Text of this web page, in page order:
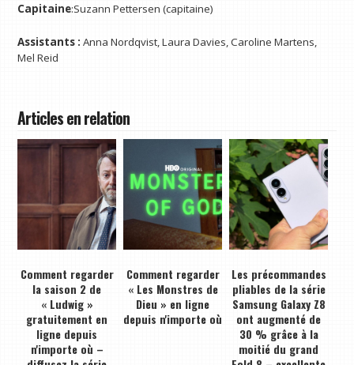
Capitaine:Suzann Pettersen (capitaine)
Assistants :Anna Nordqvist, Laura Davies, Caroline Martens,
Mel Reid
Articles en relation
Comment regarder
la saison 2 de
« Ludwig »
gratuitement en
ligne depuis
n'importe où –
Comment regarder
« Les Monstres de
Dieu » en ligne
depuis n'importe où
Les précommandes
pliables de la série
Samsung Galaxy Z8
ont augmenté de
30 % grâce à la
moitié du grand